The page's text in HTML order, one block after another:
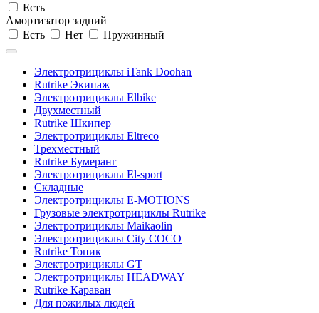
Есть
Амортизатор задний
Есть
Нет Пружинный
Электротрициклы iTank Doohan
Rutrike Экипаж
Электротрициклы Elbike
Двухместный
Rutrike Шкипер
Электротрициклы Eltreco
Трехместный
Rutrike Бумеранг
Электротрициклы El-sport
Складные
Электротрициклы E-MOTIONS
Грузовые электротрициклы Rutrike
Электротрициклы Maikaolin
Электротрициклы City COCO
Rutrike Топик
Электротрициклы GT
Электротрициклы HEADWAY
Rutrike Караван
Для пожилых людей